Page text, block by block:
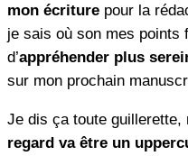
mon écriture pour la
je sais où son mes points
d’appréhender plus
sur mon prochain
Je dis ça toute guillerette,
regard va être un